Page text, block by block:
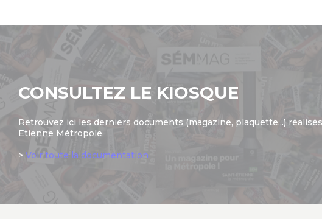
CONSULTEZ LE KIOSQUE
Retrouvez ici les derniers documents (magazine, plaquette...)
Etienne Métropole
> Voir toute la documentation